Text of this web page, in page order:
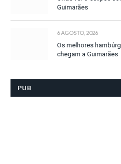
Guimarães
6 AGOSTO, 2026
Os melhores
chegam a Guimarães
PUB